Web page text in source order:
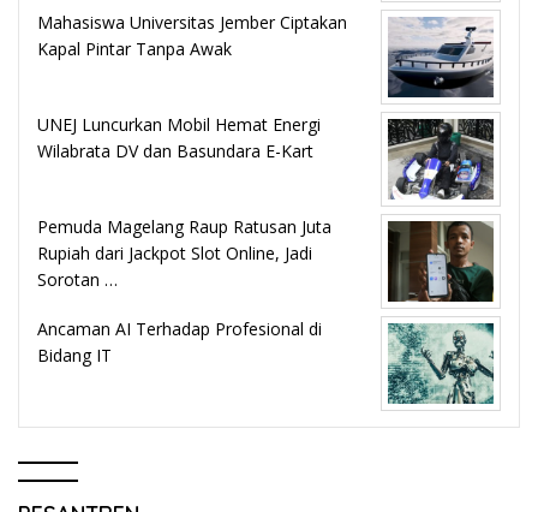
Mahasiswa Universitas Jember Ciptakan
Kapal Pintar Tanpa Awak
UNEJ Luncurkan Mobil Hemat Energi
Wilabrata DV dan Basundara E-Kart
Pemuda Magelang Raup Ratusan Juta
Rupiah dari Jackpot Slot Online, Jadi
Sorotan …
Ancaman AI Terhadap Profesional di
Bidang IT